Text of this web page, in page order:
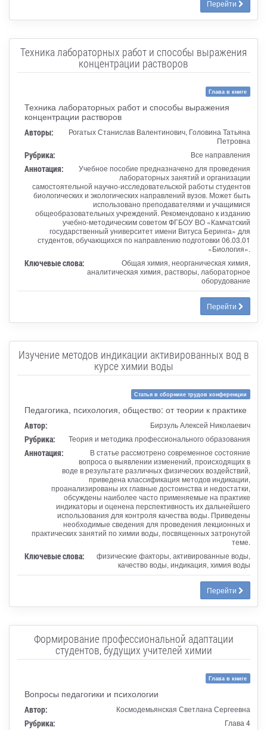
Перейти
Техника лабораторных работ и способы выражения
концентрации растворов
Глава в книге
Техника лабораторных работ и способы выражения
концентрации растворов
Авторы:
Рогатых Станислав Валентинович, Головина Татьяна
Петровна
Рубрика: Все направления
Аннотация:
Учебное пособие предназначено для проведения
лабораторных занятий и организации
самостоятельной научно-исследовательской работы студентов
биологических и экологических направлений вузов. Может быть
использовано преподавателями и учащимися
общеобразовательных учреждений. Рекомендовано к изданию
учебно-методическим советом ФГБОУ ВО «Камчатский
государственный университет имени Витуса Беринга» для
студентов, обучающихся по направлению подготовки 06.03.01
«Биология».
Ключевые слова:
Общая химия, неорганическая химия,
аналитическая химия, растворы, лабораторное
оборудование
Перейти
Изучение методов индикации активированных вод в
курсе химии воды
Статья в сборнике трудов конференции
Педагогика, психология, общество: от теории к практике
Автор: Бирзуль Алексей Николаевич
Рубрика: Теория и методика профессионального образования
Аннотация:
В статье рассмотрено современное состояние
вопроса о выявлении изменений, происходящих в
воде в результате различных физических воздействий,
приведена классификация методов индикации,
проанализированы их главные достоинства и недостатки,
обсуждены наиболее часто применяемые на практике
индикаторы и оценена перспективность их дальнейшего
использования для контроля качества воды. Приведены
необходимые сведения для проведения лекционных и
практических занятий по химии воды, посвященных затронутой
теме.
Ключевые слова:
физические факторы, активированные воды,
качество воды, индикация, химия воды
Перейти
Формирование профессиональной адаптации
студентов, будущих учителей химии
Глава в книге
Вопросы педагогики и психологии
Автор: Космодемьянская Светлана Сергеевна
Рубрика: Глава 4